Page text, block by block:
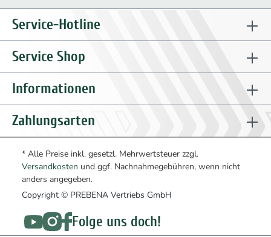
Service-Hotline
Service Shop
Informationen
Zahlungsarten
* Alle Preise inkl. gesetzl. Mehrwertsteuer zzgl.
Versandkosten und ggf. Nachnahmegebühren, wenn nicht
anders angegeben.
Copyright © PREBENA Vertriebs GmbH
Folge uns doch!